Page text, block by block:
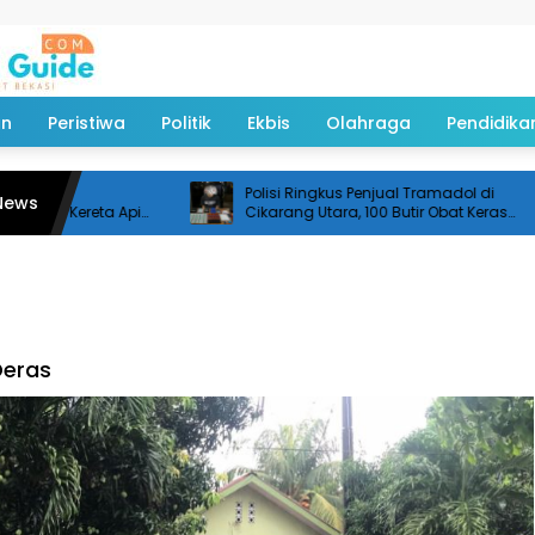
Peristiwa Politik Ekbis Olahraga
Kereta Api
Polisi Ringkus Penjual Tramadol di
Cikarang Utara, 100 Butir Obat Keras
Disita